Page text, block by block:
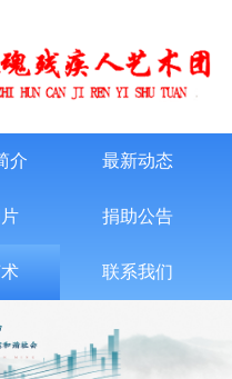
介 最新动态
捐助公告
联系我们